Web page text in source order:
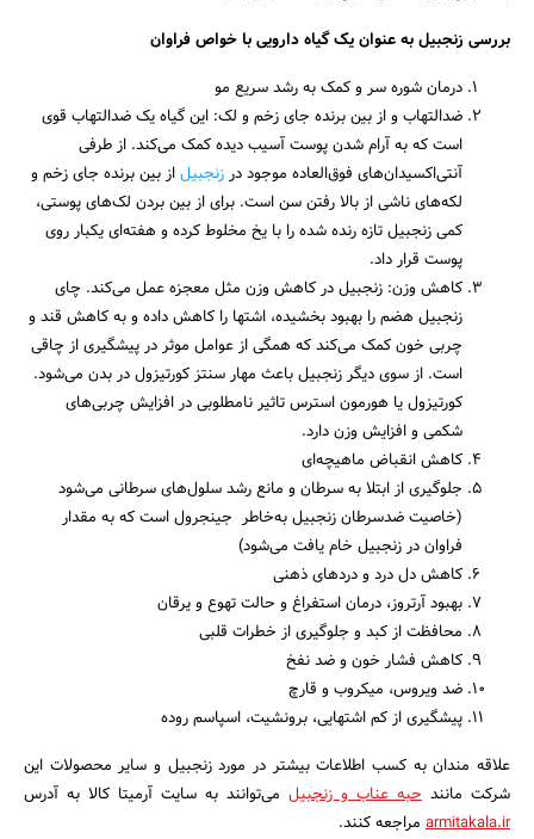
جستجو
بررسی زنجبیل به عنوان یک گیاه دارویی با خواص فراوان
درمان شوره سر و کمک به رشد سریع مو
ضدالتهاب و از بین برنده جای زخم و لک: این گیاه یک ضدالتهاب قوی
است که به آرام شدن پوست آسیب دیده کمک می‌کند. از طرفی
آنتی‌اکسیدان‌های فوق‌العاده موجود درزنجبیلاز بین برنده جای زخم و
لکه‌های ناشی از بالا رفتن سن است. برای از بین بردن لک‌های پوستی،
کمی زنجبیل تازه‌ رنده شده را با یخ مخلوط کرده و هفته‌ای یکبار روی
پوست‌ قرار داد.
کاهش وزن: زنجبیل در کاهش وزن مثل معجزه عمل می‌کند. چای
زنجبیل هضم را بهبود بخشیده، اشتها را کاهش داده و به کاهش قند و
چربی خون کمک می‌کند که همگی از عوامل موثر در پیشگیری از چاقی
است. از سوی دیگر زنجبیل باعث مهار سنتز کورتیزول در بدن می‌شود.
کورتیزول یا هورمون استرس تاثیر نامطلوبی در افزایش چربی‌های
شکمی و افزایش وزن دارد.
کاهش انقباض ماهیچه‌ای
جلوگیری از ابتلا به سرطان و مانع رشد سلول‌های سرطانی می‌شود
(خاصیت ضدسرطان زنجبیل به‌خاطر جینجرول است که به مقدار
فراوان در زنجبیل خام یافت می‌شود)
کاهش دل درد و دردهای ذهنی
بهبود آرتروز، درمان استفراغ و حالت تهوع و یرقان
محافظت از کبد و جلوگیری از خطرات قلبی
کاهش فشار خون و ضد نفخ
ضد ویروس، میکروب و قارچ
پیشگیری از کم اشتهایی، برونشیت، اسپاسم روده
علاقه مندان به کسب اطلاعات بیشتر در مورد زنجبیل و سایر محصولات این
شرکت مانند حبه عناب و زنجبیل می‌توانند به سایت آرمیتا کالا به آدرس
armitakala.ir مراجعه کنند.